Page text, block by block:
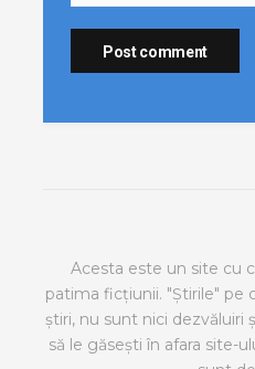
Acesta este un site cu
patima ficțiunii. "Știrile" pe
știri, nu sunt nici dezvăluiri
să le găsești în afara site-